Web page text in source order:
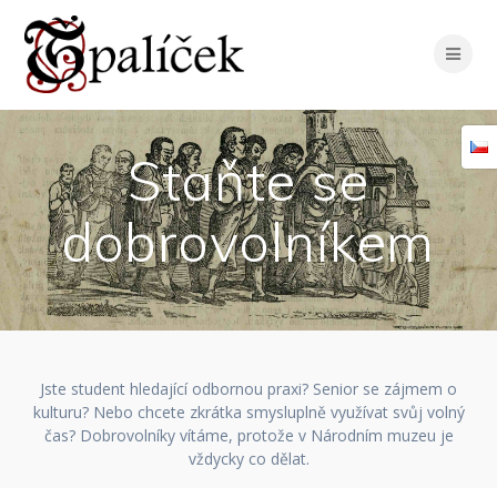
Staňte se
dobrovolníkem
Jste student hledající odbornou praxi? Senior se zájmem o
kulturu? Nebo chcete zkrátka smysluplně využívat svůj volný
čas? Dobrovolníky vítáme, protože v Národním muzeu je
vždycky co dělat.